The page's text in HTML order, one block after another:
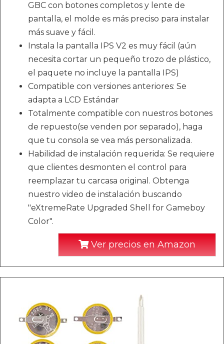
GBC con botones completos y lente de
pantalla, el molde es más preciso para instalar
más suave y fácil.
Instala la pantalla IPS V2 es muy fácil (aún
necesita cortar un pequeño trozo de plástico,
el paquete no incluye la pantalla IPS)
Compatible con versiones anteriores: Se
adapta a LCD Estándar
Totalmente compatible con nuestros botones
de repuesto(se venden por separado), haga
que tu consola se vea más personalizada.
Habilidad de instalación requerida: Se requiere
que clientes desmonten el control para
reemplazar tu carcasa original. Obtenga
nuestro video de instalación buscando
"eXtremeRate Upgraded Shell for Gameboy
Color".
Ver precios en Amazon